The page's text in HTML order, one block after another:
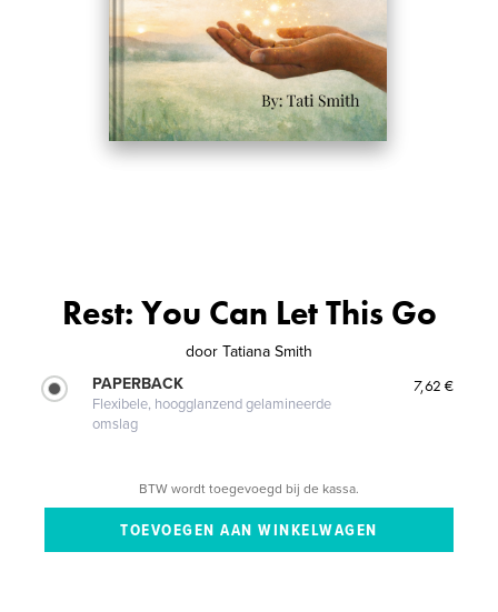
Rest: You Can Let This Go
door Tatiana Smith
PAPERBACK
Flexibele, hoogglanzend gelamineerde
omslag
7,62 €
BTW wordt toegevoegd bij de kassa.